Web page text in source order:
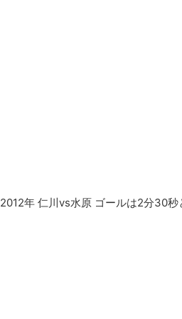
2012年 仁川vs水原 ゴールは2分30